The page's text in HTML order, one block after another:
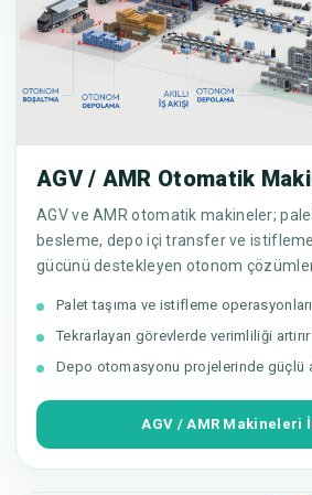
AGV / AMR Otomatik
AGV ve AMR otomatik makineler;
besleme, depo içi transfer ve
gücünü destekleyen otonom
Palet taşıma ve istifleme
Tekrarlayan görevlerde verimliliği artırır
Depo otomasyonu projelerinde güçlü
AGV / AMR Makineleri